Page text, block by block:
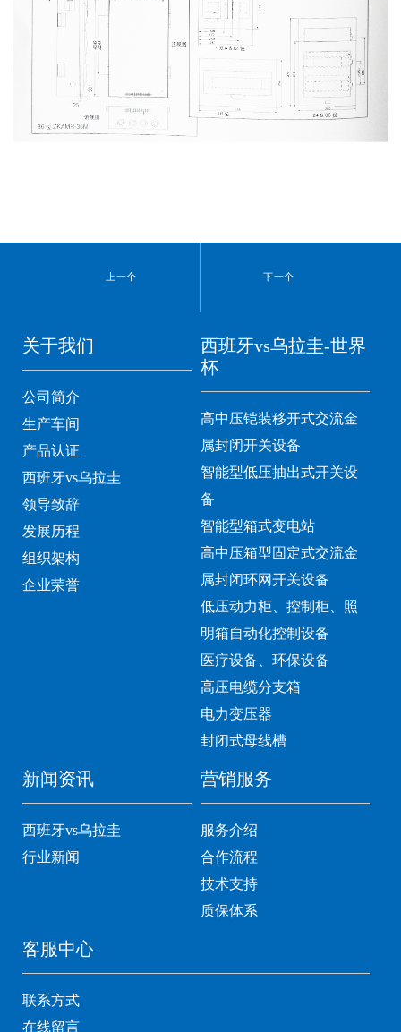
上一个 下一个
关于我们
公司简介
生产车间
产品认证
西班牙vs乌拉圭
领导致辞
发展历程
组织架构
企业荣誉
西班牙vs乌拉圭-世界
杯
高中压铠装移开式交流金
属封闭开关设备
智能型低压抽出式开关设
备
智能型箱式变电站
高中压箱型固定式交流金
属封闭环网开关设备
低压动力柜、控制柜、照
明箱自动化控制设备
医疗设备、环保设备
高压电缆分支箱
电力变压器
封闭式母线槽
新闻资讯
西班牙vs乌拉圭
行业新闻
营销服务
服务介绍
合作流程
技术支持
质保体系
客服中心
联系方式
在线留言